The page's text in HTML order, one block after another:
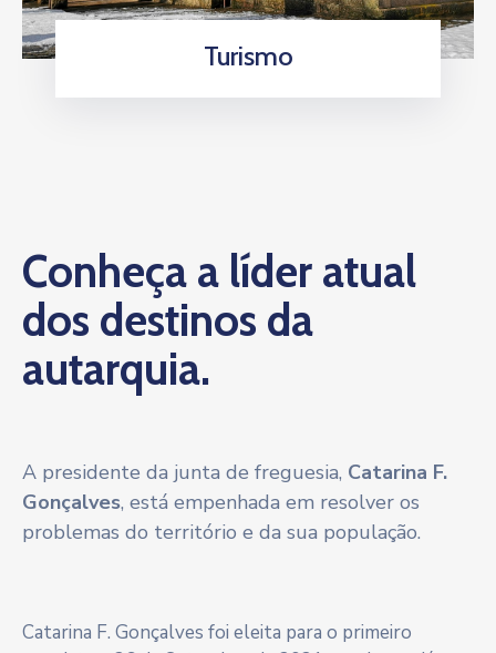
Turismo
Conheça a líder atual
dos destinos da
autarquia.
A presidente da junta de freguesia, Catarina F.
Gonçalves, está empenhada em resolver os
problemas do território e da sua população.
Catarina F. Gonçalves foi eleita para o primeiro